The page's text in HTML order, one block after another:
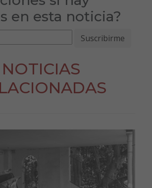
en esta noticia?
NOTICIAS